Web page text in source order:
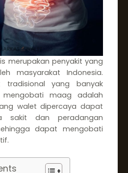
merupakan penyakit yang
masyarakat Indonesia.
yang banyak
mengobati maag adalah
walet dipercaya dapat
sakit dan peradangan
dapat mengobati